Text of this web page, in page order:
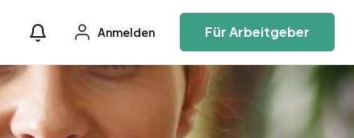
Anmelden Für Arbeitgeber